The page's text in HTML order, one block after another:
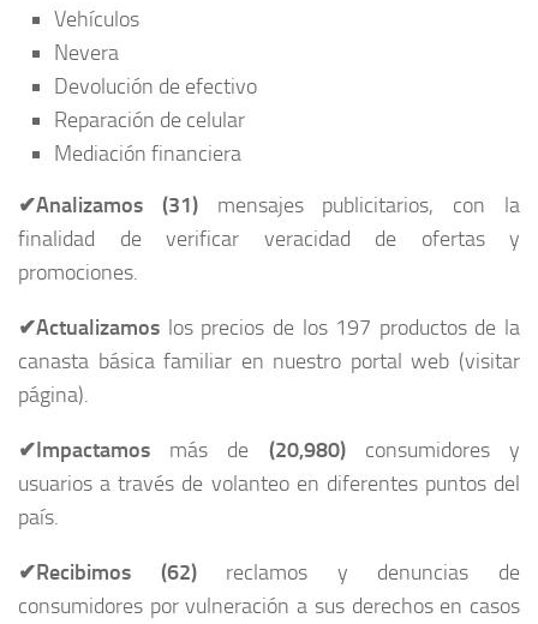
Vehículos
Nevera
Devolución de efectivo
Reparación de celular
Mediación financiera
✔Analizamos (31)mensajes publicitarios, con la
finalidad de verificar veracidad de ofertas y
promociones.
✔Actualizamos los precios de los 197 productos de la
canasta básica familiar en nuestro portal web (visitar
página).
✔Impactamos más de (20,980) consumidores y
usuarios a través de volanteo en diferentes puntos del
país.
✔Recibimos (62) reclamos y denuncias de
consumidores por vulneración a sus derechos en casos